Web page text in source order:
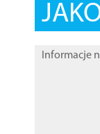
Informacje